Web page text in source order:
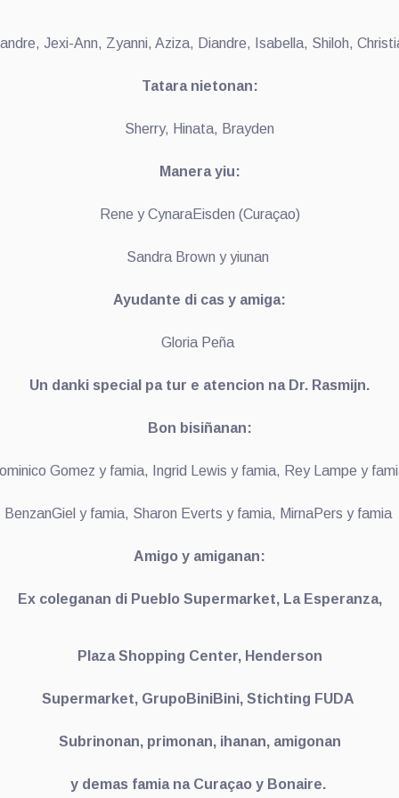
Jexi-Ann, Zyanni, Aziza, Diandre, Isabella, Shiloh,
Tatara nietonan:
Sherry, Hinata, Brayden
Manera yiu:
Rene y CynaraEisden (Curaçao)
Sandra Brown y yiunan
Ayudante di cas y amiga:
Gloria Peña
Un danki special pa tur e atencion na Dr. Rasmijn.
Bon bisiñanan:
Gomez y famia, Ingrid Lewis y famia, Rey Lampe y
BenzanGiel y famia, Sharon Everts y famia, MirnaPers y famia
Amigo y amiganan:
Ex coleganan di Pueblo Supermarket, La Esperanza,
Plaza Shopping Center, Henderson
Supermarket, GrupoBiniBini, Stichting FUDA
Subrinonan, primonan, ihanan, amigonan
y demas famia na Curaçao y Bonaire.